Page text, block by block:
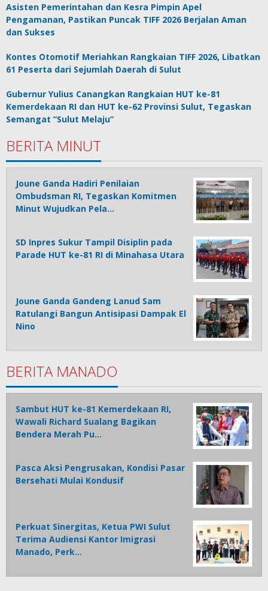
Asisten Pemerintahan dan Kesra Pimpin Apel
Pengamanan, Pastikan Puncak TIFF 2026 Berjalan Aman
dan Sukses
Kontes Otomotif Meriahkan Rangkaian TIFF 2026, Libatkan
61 Peserta dari Sejumlah Daerah di Sulut
Gubernur Yulius Canangkan Rangkaian HUT ke-81
Kemerdekaan RI dan HUT ke-62 Provinsi Sulut, Tegaskan
Semangat “Sulut Melaju”
BERITA MINUT
Joune Ganda Hadiri Penilaian
Ombudsman RI, Tegaskan Komitmen
Minut Wujudkan Pela…
SD Inpres Sukur Tampil Disiplin pada
Parade HUT ke-81 RI di Minahasa Utara
Joune Ganda Gandeng Lanud Sam
Ratulangi Bangun Antisipasi Dampak El
Nino
BERITA MANADO
Sambut HUT ke-81 Kemerdekaan RI,
Wawali Richard Sualang Bagikan
Bendera Merah Pu…
Pasca Aksi Pengrusakan, Kondisi Pasar
Bersehati Mulai Kondusif
Perkuat Sinergitas, Ketua PWI Sulut
Terima Audiensi Kantor Imigrasi
Manado, Perk…